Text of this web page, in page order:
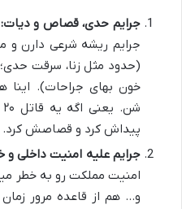
جرایم حدی، قصاص و دیات:
جرایم ریشه شرعی دارن
(حدود مثل زنا، سرقت
خون بهای جراحات).
پیداش کرد و قصاصش کرد.
جرایم علیه امنیت داخلی و
امنیت مملکت رو به خطر
و… هم از قاعده مرور